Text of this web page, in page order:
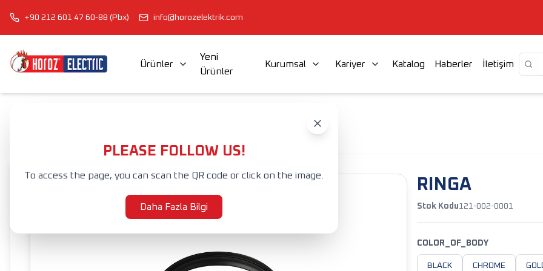
+90 212 601 47 60-88 (Pbx) info@horozelektrik.com
Ürünler
Yeni
Ürünler
Kurumsal Kariyer Katalog Haberler İletişim
PLEASE FOLLOW US!
To access the page, you can scan the QR code or click on the image.
Daha Fazla Bilgi
RINGA
Stok Kodu121-002-0001
COLOR_OF_BODY
BLACK CHROME